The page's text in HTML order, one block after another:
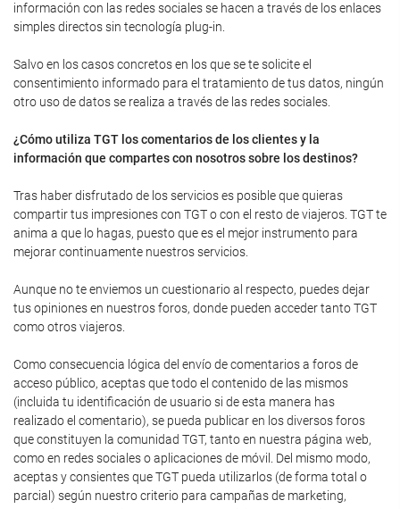
información con las redes sociales se hacen a través de los enlaces
simples directos sin tecnología plug-in.
Salvo en los casos concretos en los que se te solicite el
consentimiento informado para el tratamiento de tus datos, ningún
otro uso de datos se realiza a través de las redes sociales.
¿Cómo utiliza TGT los comentarios de los clientes y la
información que compartes con nosotros sobre los destinos?
Tras haber disfrutado de los servicios es posible que quieras
compartir tus impresiones con TGT o con el resto de viajeros. TGT te
anima a que lo hagas, puesto que es el mejor instrumento para
mejorar continuamente nuestros servicios.
Aunque no te enviemos un cuestionario al respecto, puedes dejar
tus opiniones en nuestros foros, donde pueden acceder tanto TGT
como otros viajeros.
Como consecuencia lógica del envío de comentarios a foros de
acceso público, aceptas que todo el contenido de las mismos
(incluida tu identificación de usuario si de esta manera has
realizado el comentario), se pueda publicar en los diversos foros
que constituyen la comunidad TGT, tanto en nuestra página web,
como en redes sociales o aplicaciones de móvil. Del mismo modo,
aceptas y consientes que TGT pueda utilizarlos (de forma total o
parcial) según nuestro criterio para campañas de marketing,